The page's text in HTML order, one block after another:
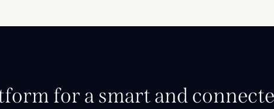
for a smart and